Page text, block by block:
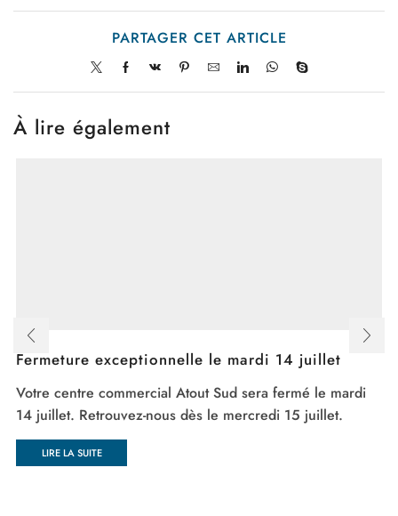
PARTAGER CET ARTICLE
À lire également
Fermeture exceptionnelle le mardi 14 juillet
Votre centre commercial Atout Sud sera fermé le mardi
14 juillet. Retrouvez-nous dès le mercredi 15 juillet.
LIRE LA SUITE